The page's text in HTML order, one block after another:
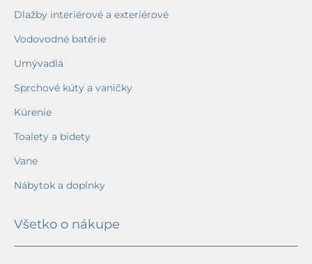
Dlažby interiérové a exteriérové
Vodovodné batérie
Umývadlá
Sprchové kúty a vaničky
Kúrenie
Toalety a bidety
Vane
Nábytok a doplnky
Všetko o nákupe